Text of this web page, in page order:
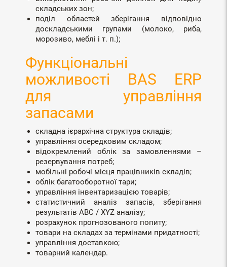
складських зон;
поділ областей зберігання відповідно
доскладськими групами (молоко, риба,
морозиво, меблі і т. п.);
Функціональні
можливості BAS ERP
для управління
запасами
складна ієрархічна структура складів;
управління осередковим складом;
відокремлений облік за замовленнями –
резервування потреб;
мобільні робочі місця працівників складів;
облік багатооборотної тари;
управління інвентаризацією товарів;
статистичний аналіз запасів, зберігання
результатів ABC / XYZ аналізу;
розрахунок прогнозованого попиту;
товари на складах за термінами придатності;
управління доставкою;
товарний календар.